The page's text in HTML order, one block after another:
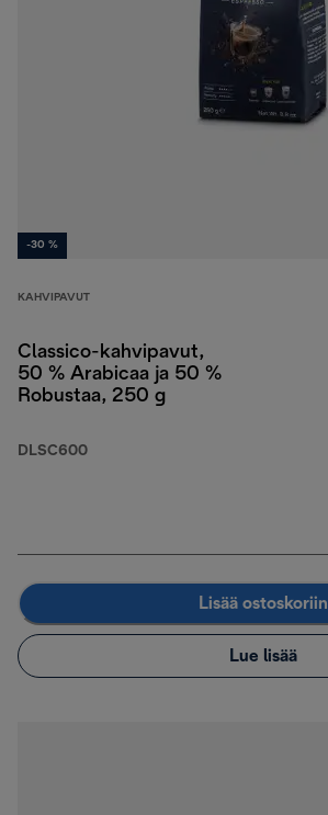
-30 %
KAHVIPAVUT
Classico-kahvipavut,
50 % Arabicaa ja 50 %
Robustaa, 250 g
DLSC600
Lisää ostoskoriin
Lue lisää